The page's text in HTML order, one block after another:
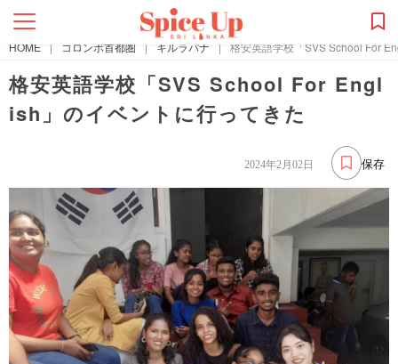
HOME | コロンボ首都圏 | キルラパナ | 格安英語学校「SVS School For
格安英語学校「SVS School For Engl
ish」のイベントに行ってきた
保存
2024年2月02日